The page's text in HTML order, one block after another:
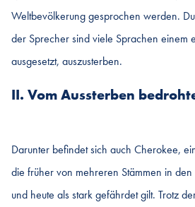
Weltbevölkerung gesprochen werden.
der Sprecher sind viele Sprachen einem
ausgesetzt, auszusterben.
II. Vom Aussterben
Darunter befindet sich auch Cherokee,
die früher von mehreren Stämmen in
und heute als stark gefährdet gilt. Trotz